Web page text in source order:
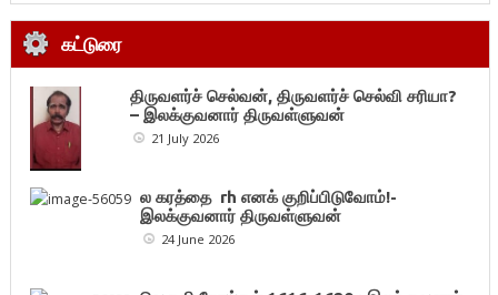
கட்டுரை
திருவளர்ச் செல்வன், திருவளர்ச் செல்வி சரியா?
– இலக்குவனார் திருவள்ளுவன்
21 July 2026
ல கரத்தை rh எனக் குறிப்பிடுவோம்!-
இலக்குவனார் திருவள்ளுவன்
24 June 2026